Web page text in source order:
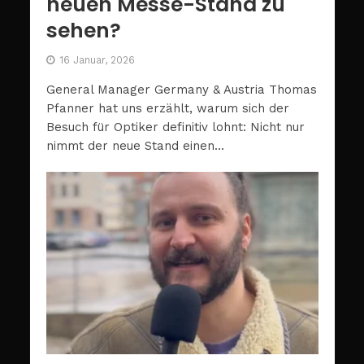
sehen?
16 Januar, 2026
General Manager Germany & Austria Thomas
Pfanner hat uns erzählt, warum sich der
Besuch für Optiker definitiv lohnt: Nicht nur
nimmt der neue Stand einen...